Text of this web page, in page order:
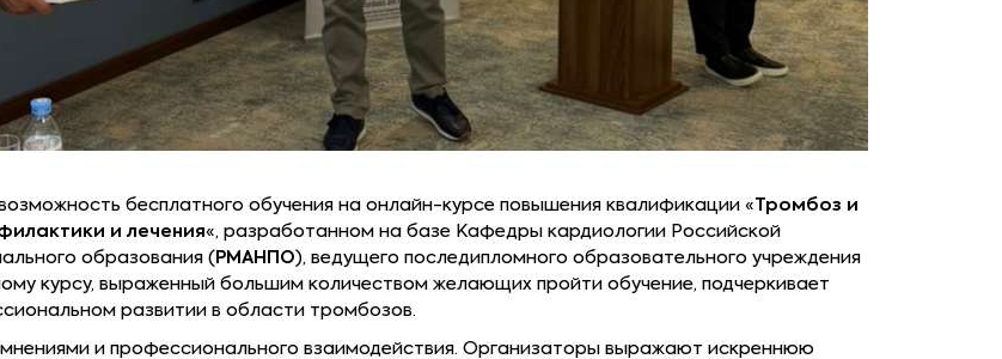
бесплатного обучения на онлайн-курсе повышения квалификации «Тромбоз и
и лечения«, разработанном на базе Кафедры кардиологии Российской
образования ( РМАНПО), ведущего последипломного образовательного учреждения
курсу, выраженный большим количеством желающих пройти обучение, подчеркивает
развитии в области тромбозов.
и профессионального взаимодействия. Организаторы выражают искреннюю